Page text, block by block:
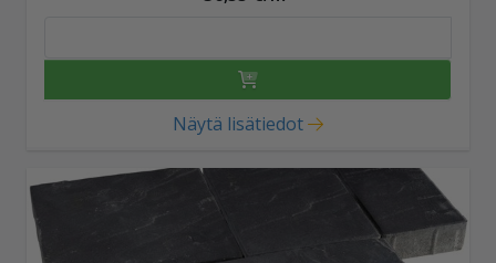
Näytä lisätiedot